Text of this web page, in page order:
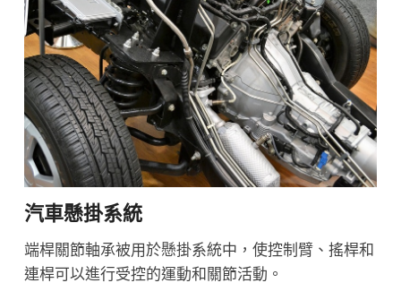
汽車懸掛系統
端桿關節軸承被用於懸掛系統中，使控制臂、搖桿和
連桿可以進行受控的運動和關節活動。